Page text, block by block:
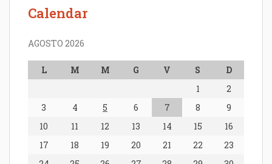
Calendar
AGOSTO 2026
L M M G V S
D
1
2
3
4 5 6 7 8
9
10
11 12 13 14 15
16
17
18 19 20 21 22
23